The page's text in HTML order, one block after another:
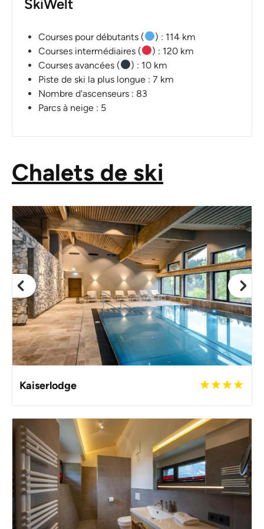
SkiWelt
Courses pour débutants (
) : 114 km
Courses intermédiaires (
) : 120 km
Courses avancées (
) : 10 km
Piste de ski la plus longue : 7 km
Nombre d'ascenseurs : 83
Parcs à neige : 5
Chalets de ski
Kaiserlodge